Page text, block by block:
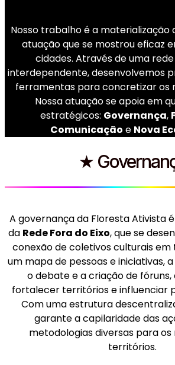
Nosso trabalho é a materialização
atuação que se mostrou eficaz
cidades. Através de uma
interdependente, desenvolvemos
ferramentas para concretizar os
Nossa atuação se apoia em
estratégicos: Governança,
Comunicação e Nova
★
A governança da Floresta Ativista
da Rede Fora do Eixo, que se
conexão de coletivos culturais em
um mapa de pessoas e iniciativas,
o debate e a criação de
fortalecer territórios e influenciar
Com uma estrutura
garante a capilaridade das
metodologias diversas para os
territórios.